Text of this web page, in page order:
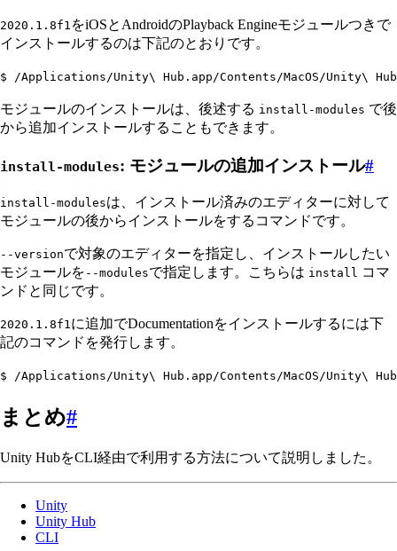
2020.1.8f1 をiOSとAndroidのPlayback Engineモジュールつきで
インストールするのは下記のとおりです。
$ /Applications/Unity\ Hub.app/Contents/MacOS/Unity\
モジュールのインストールは、後述する install-modules で後
から追加インストールすることもできます。
install-modules: モジュールの追加インストール#
install-modulesは、インストール済みのエディターに対して
モジュールの後からインストールをするコマンドです。
--versionで対象のエディターを指定し、インストールしたい
モジュールを --modulesで指定します。こちらは install コマ
ンドと同じです。
2020.1.8f1に追加でDocumentationをインストールするには下
記のコマンドを発行します。
$ /Applications/Unity\ Hub.app/Contents/MacOS/Unity\
まとめ#
Unity HubをCLI経由で利用する方法について説明しました。
Unity
Unity Hub
CLI